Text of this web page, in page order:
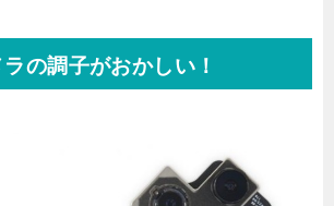
ラの調子がおかしい！